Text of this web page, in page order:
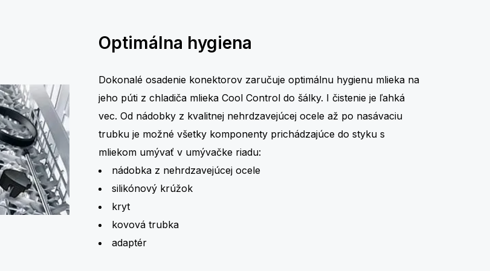
Optimálna hygiena
Dokonalé osadenie konektorov zaručuje optimálnu hygienu mlieka na
jeho púti z chladiča mlieka Cool Control do šálky. I čistenie je ľahká
vec. Od nádobky z kvalitnej nehrdzavejúcej ocele až po nasávaciu
trubku je možné všetky komponenty prichádzajúce do styku s
mliekom umývať v umývačke riadu:
nádobka z nehrdzavejúcej ocele
silikónový krúžok
kryt
kovová trubka
adaptér